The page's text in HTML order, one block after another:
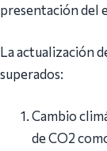
presentación del
La actualización
superados:
Cambio
de CO2